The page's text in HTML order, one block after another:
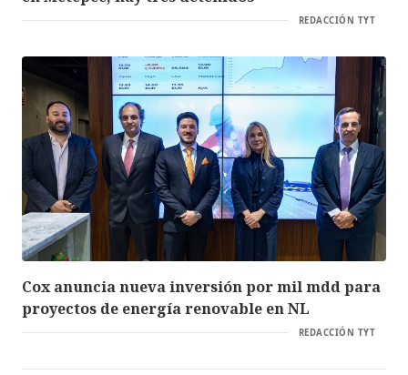
REDACCIÓN TYT
Cox anuncia nueva inversión por mil mdd para
proyectos de energía renovable en NL
REDACCIÓN TYT